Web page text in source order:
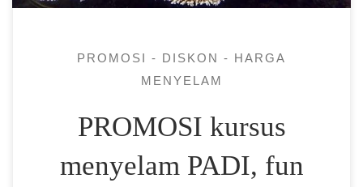
PROMOSI - DISKON - HARGA
MENYELAM
PROMOSI kursus
menyelam PADI, fun